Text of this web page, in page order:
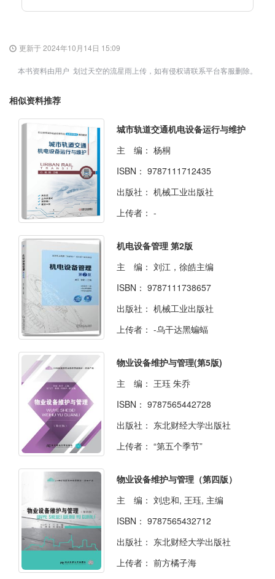
更新于 2024年10月14日 15:09
本书资料由用户 划过天空的流星雨上传，如有侵权请联系平台客服删除。
相似资料推荐
城市轨道交通机电设备运行与维护
主 编： 杨桐
ISBN： 9787111712435
出版社： 机械工业出版社
上传者： -
机电设备管理 第2版
主 编： 刘江，徐皓主编
ISBN： 9787111738657
出版社： 机械工业出版社
上传者： -乌干达黑蝙蝠
物业设备维护与管理(第5版)
主 编： 王珏 朱乔
ISBN： 9787565442728
出版社： 东北财经大学出版社
上传者： “第五个季节”
物业设备维护与管理（第四版）
主 编： 刘忠和, 王珏, 主编
ISBN： 9787565432712
出版社： 东北财经大学出版社
上传者： 前方橘子海